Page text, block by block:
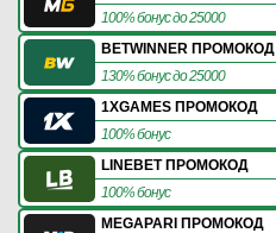
100% бонус до 25000
BETWINNER ПРОМОКОД
130% бонус до 25000
1XGAMES ПРОМОКОД
100% бонус
LINEBET ПРОМОКОД
100% бонус
MEGAPARI ПРОМОКОД